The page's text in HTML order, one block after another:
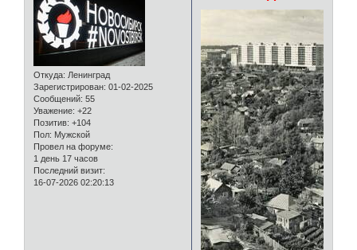
Откуда: Ленинград
Зарегистрирован: 01-02-2025
Сообщений: 55
Уважение: +22
Позитив: +104
Пол: Мужской
Провел на форуме:
1 день 17 часов
Последний визит:
16-07-2026 02:20:13